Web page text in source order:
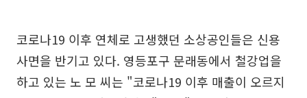
코로나19 이후 연체로 고생했던 소상공인들은 신용
사면을 반기고 있다. 영등포구 문래동에서 철강업을
하고 있는 노 모 씨는 "코로나19 이후 매출이 오르지